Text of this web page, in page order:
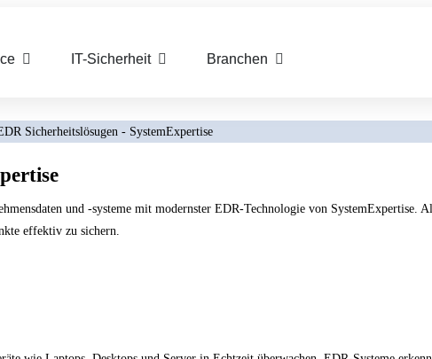
IT-Sicherheit Branchen
und -systeme mit modernster EDR-Technologie von SystemExpertise.
effektiv zu sichern.